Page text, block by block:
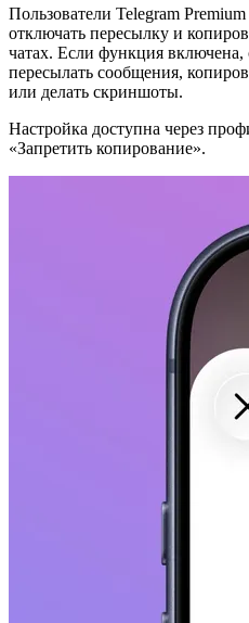
Пользователи Telegram
отключать пересылку и
чатах. Если функция включена,
пересылать сообщения,
или делать скриншоты.
Настройка доступна через
«Запретить копирование».